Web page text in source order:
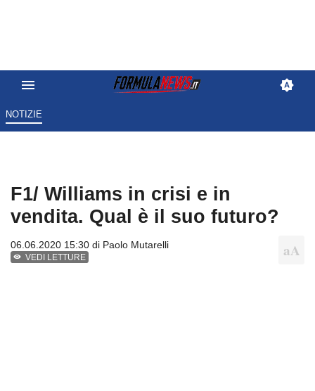
NOTIZIE
F1/ Williams in crisi e in
vendita. Qual è il suo futuro?
06.06.2020 15:30 di Paolo Mutarelli
VEDI LETTURE